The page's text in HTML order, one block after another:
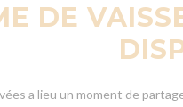
DE
a lieu un moment de